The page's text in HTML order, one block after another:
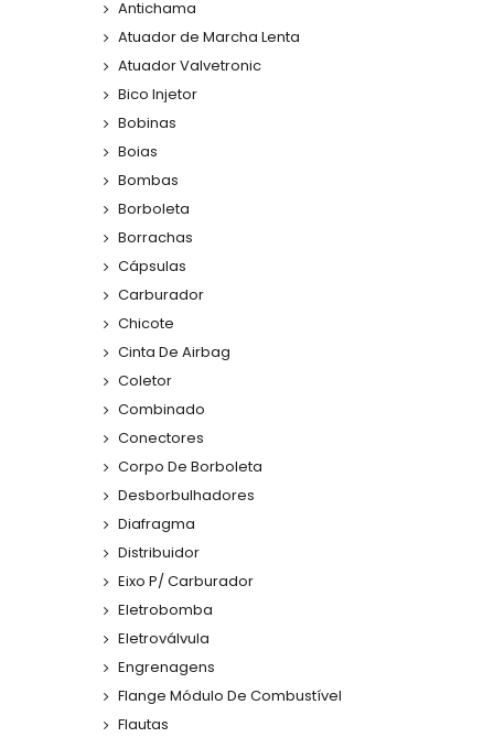
Antichama
Atuador de Marcha Lenta
Atuador Valvetronic
Bico Injetor
Bobinas
Boias
Bombas
Borboleta
Borrachas
Cápsulas
Carburador
Chicote
Cinta De Airbag
Coletor
Combinado
Conectores
Corpo De Borboleta
Desborbulhadores
Diafragma
Distribuidor
Eixo P/ Carburador
Eletrobomba
Eletroválvula
Engrenagens
Flange Módulo De Combustível
Flautas